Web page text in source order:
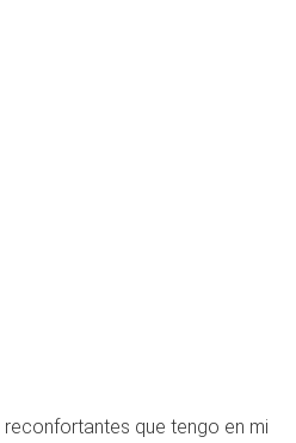
que tengo en mi